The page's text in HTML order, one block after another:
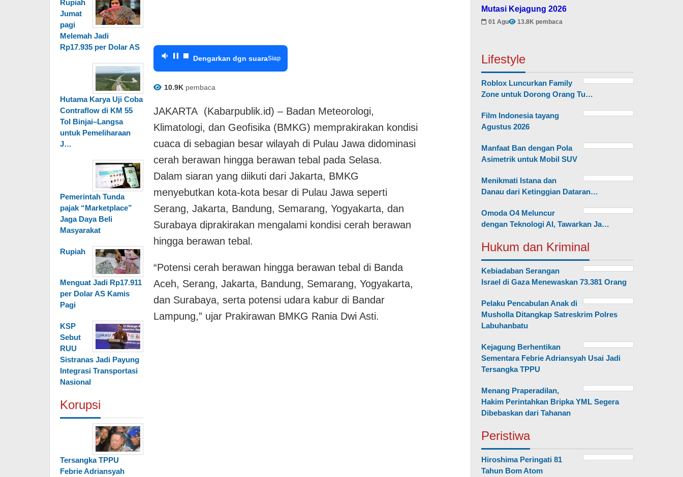
Rupiah
Jumat
pagi
Melemah Jadi
Rp17.935 per Dolar AS
Hutama Karya Uji Coba
Contraflow di KM 55
Tol Binjai–Langsa
untuk Pemeliharaan
J…
Pemerintah Tunda
pajak “Marketplace”
Jaga Daya Beli
Masyarakat
Rupiah
Menguat Jadi Rp17.911
per Dolar AS Kamis
Pagi
KSP
Sebut
RUU
Sistranas Jadi Payung
Integrasi Transportasi
Nasional
Korupsi
Tersangka TPPU
Febrie Adriansyah
Dengarkan dgn suaraSiap
10.9Kpembaca
JAKARTA (Kabarpublik.id) – Badan Meteorologi,
Klimatologi, dan Geofisika (BMKG) memprakirakan kondisi
cuaca di sebagian besar wilayah di Pulau Jawa didominasi
cerah berawan hingga berawan tebal pada Selasa.
Dalam siaran yang diikuti dari Jakarta, BMKG
menyebutkan kota-kota besar di Pulau Jawa seperti
Serang, Jakarta, Bandung, Semarang, Yogyakarta, dan
Surabaya diprakirakan mengalami kondisi cerah berawan
hingga berawan tebal.
“Potensi cerah berawan hingga berawan tebal di Banda
Aceh, Serang, Jakarta, Bandung, Semarang, Yogyakarta,
dan Surabaya, serta potensi udara kabur di Bandar
Lampung,” ujar Prakirawan BMKG Rania Dwi Asti.
Mutasi Kejagung 2026
01 Agu 13.8K pembaca
Lifestyle
Roblox Luncurkan Family
Zone untuk Dorong Orang Tu…
Film Indonesia tayang
Agustus 2026
Manfaat Ban dengan Pola
Asimetrik untuk Mobil SUV
Menikmati Istana dan
Danau dari Ketinggian Dataran…
Omoda O4 Meluncur
dengan Teknologi AI, Tawarkan Ja…
Hukum dan Kriminal
Kebiadaban Serangan
Israel di Gaza Menewaskan 73.381 Orang
Pelaku Pencabulan Anak di
Musholla Ditangkap Satreskrim Polres
Labuhanbatu
Kejagung Berhentikan
Sementara Febrie Adriansyah Usai Jadi
Tersangka TPPU
Menang Praperadilan,
Hakim Perintahkan Bripka YML Segera
Dibebaskan dari Tahanan
Peristiwa
Hiroshima Peringati 81
Tahun Bom Atom